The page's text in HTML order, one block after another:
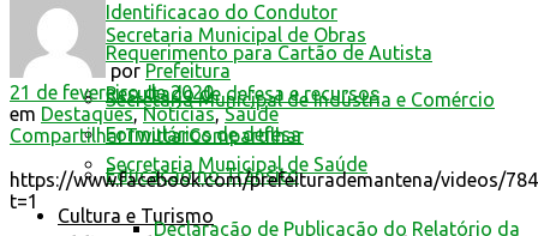
Identificacao do Condutor
Requerimento para Cartão de Autista
Resultado de defesa e recursos
Formulários de defesa
Educação no Trânsito
Cultura e Turismo
Secretaria Municipal de Obras
Secretaria Municipal de Indústria e Comércio
Secretaria Municipal de Saúde
Declaração de Publicação do Relatório da
por Prefeitura
21 de fevereiro de 2020
em Destaques,Notícias,Saúde
CompartilharTwittarCompartilhar
https://www.facebook.com/prefeiturademantena/videos/
t=1